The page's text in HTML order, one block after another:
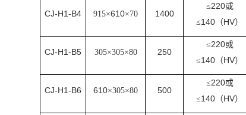
CJ-H1-B4 915×610×70 1400
≤220或
≤140 （HV）
CJ-H1-B5 305×305×80 250
≤220或
≤140 （HV）
CJ-H1-B6 610×305×80 500
≤220或
≤140 （HV）